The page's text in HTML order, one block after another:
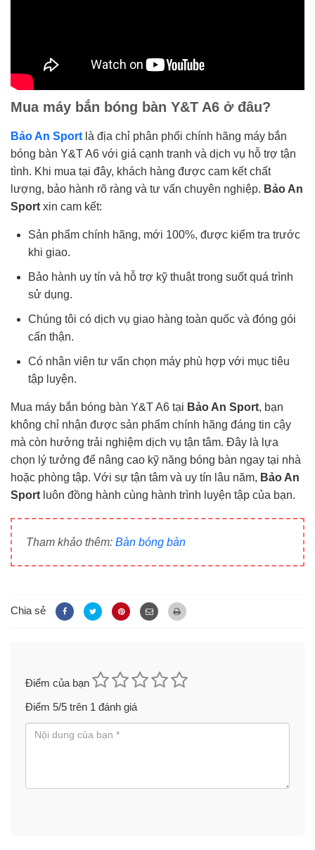
Mua máy bắn bóng bàn Y&T A6 ở đâu?
Bảo An Sport là địa chỉ phân phối chính hãng máy bắn
bóng bàn Y&T A6 với giá cạnh tranh và dịch vụ hỗ trợ tận
tình. Khi mua tại đây, khách hàng được cam kết chất
lượng, bảo hành rõ ràng và tư vấn chuyên nghiệp. Bảo An
Sport xin cam kết:
Sản phẩm chính hãng, mới 100%, được kiểm tra trước
khi giao.
Bảo hành uy tín và hỗ trợ kỹ thuật trong suốt quá trình
sử dụng.
Chúng tôi có dịch vụ giao hàng toàn quốc và đóng gói
cẩn thận.
Có nhân viên tư vấn chọn máy phù hợp với mục tiêu
tập luyện.
Mua máy bắn bóng bàn Y&T A6 tại Bảo An Sport, bạn
không chỉ nhận được sản phẩm chính hãng đáng tin cậy
mà còn hưởng trải nghiệm dịch vụ tận tâm. Đây là lựa
chọn lý tưởng để nâng cao kỹ năng bóng bàn ngay tại nhà
hoặc phòng tập. Với sự tận tâm và uy tín lâu năm, Bảo An
Sport luôn đồng hành cùng hành trình luyện tập của bạn.
Tham khảo thêm: Bàn bóng bàn
Chia sẻ
Điểm của bạn
Điểm 5/5 trên 1 đánh giá